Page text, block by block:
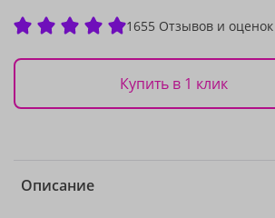
1655 Отзывов и оценок
Купить в 1 клик
Описание